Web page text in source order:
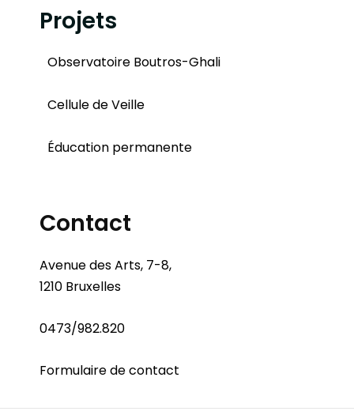
Projets
Observatoire Boutros-Ghali
Cellule de Veille
Éducation permanente
Contact
Avenue des Arts, 7-8,
1210 Bruxelles
0473/982.820
Formulaire de contact